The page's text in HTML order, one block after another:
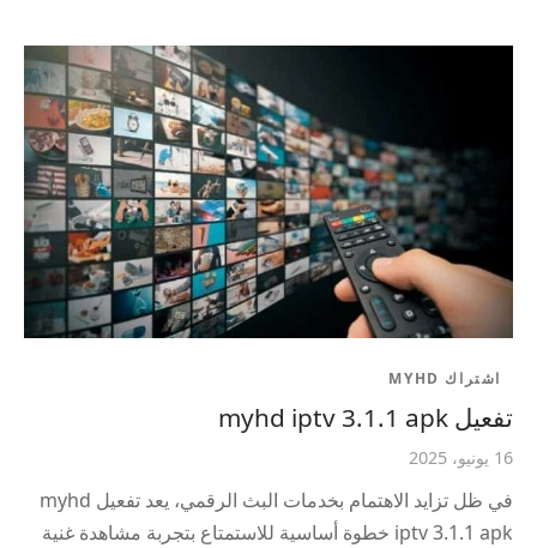
اشتراك MYHD
تفعيل myhd iptv 3.1.1 apk
16 يونيو، 2025
في ظل تزايد الاهتمام بخدمات البث الرقمي، يعد تفعيل myhd
iptv 3.1.1 apk خطوة أساسية للاستمتاع بتجربة مشاهدة غنية